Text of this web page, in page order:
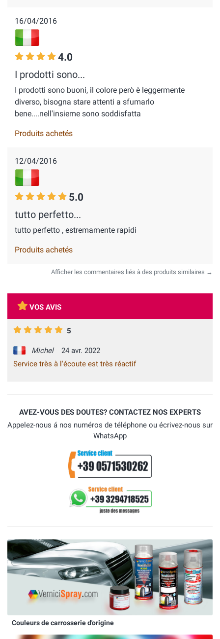
16/04/2016
4.0
I prodotti sono...
I prodotti sono buoni, il colore però è leggermente
diverso, bisogna stare attenti a sfumarlo
bene....nell'insieme sono soddisfatta
Produits achetés
12/04/2016
5.0
tutto perfetto...
tutto perfetto , estremamente rapidi
Produits achetés
Afficher les commentaires liés à des produits similaires →
VOS AVIS
5
Michel
24 avr. 2022
Service très à l'écoute est très réactif
AVEZ-VOUS DES DOUTES? CONTACTEZ NOS EXPERTS
Appelez-nous á nos numéros de téléphone ou écrivez-nous sur
WhatsApp
Couleurs de carrosserie d'origine